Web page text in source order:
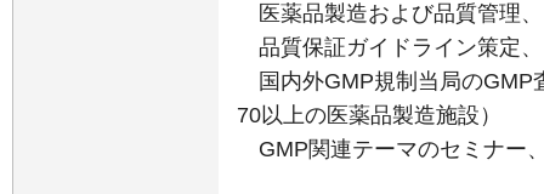
医薬品製造および品質管理
品質保証ガイドライン策定
国内外GMP規制当局のGMP
70以上の医薬品製造施設）
GMP関連テーマのセミナー